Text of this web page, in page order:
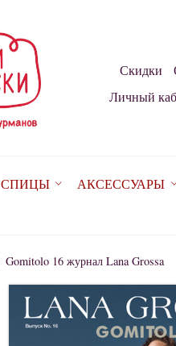
Скидки
Личный
СПИЦЫ АКСЕССУАРЫ
Gomitolo 16 журнал Lana Grossa